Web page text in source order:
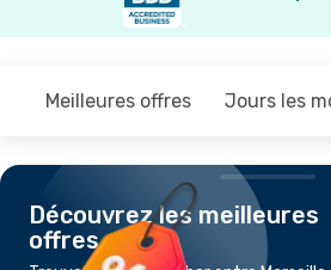
Meilleures offres Jours les
Découvrez les meilleures
offres